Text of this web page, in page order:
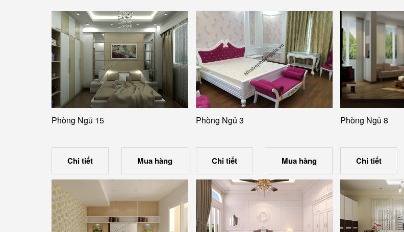
Phòng Ngủ 15
Chi tiết Mua hàng
Phòng Ngủ 3
Chi tiết Mua hàng
Phòng Ngủ 8
Chi tiết